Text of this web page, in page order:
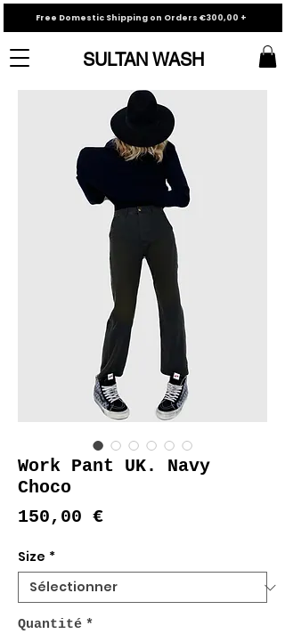
SULTAN WASH
Free Domestic Shipping on Orders €300,00 +
Work Pant UK. Navy
Choco
150,00 €Prix
Size *
Quantité *